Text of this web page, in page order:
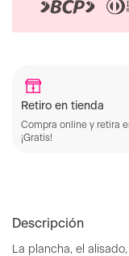
Retiro en tienda
Compra online y retira
¡Gratis!
Descripción
La plancha, el